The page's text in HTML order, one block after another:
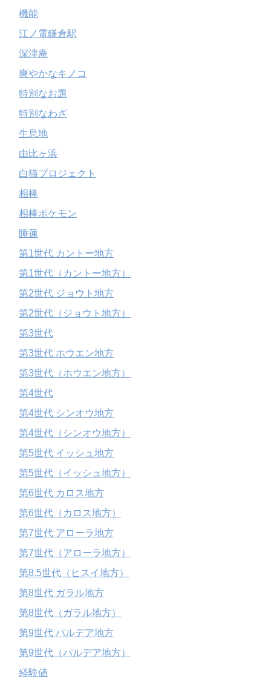
機能
江ノ電鎌倉駅
深津庵
爽やかなキノコ
特別なお題
特別なわざ
生息地
由比ヶ浜
白猫プロジェクト
相棒
相棒ポケモン
睡蓮
第1世代 カントー地方
第1世代（カントー地方）
第2世代 ジョウト地方
第2世代（ジョウト地方）
第3世代
第3世代 ホウエン地方
第3世代（ホウエン地方）
第4世代
第4世代 シンオウ地方
第4世代（シンオウ地方）
第5世代 イッシュ地方
第5世代（イッシュ地方）
第6世代 カロス地方
第6世代（カロス地方）
第7世代 アローラ地方
第7世代（アローラ地方）
第8.5世代（ヒスイ地方）
第8世代 ガラル地方
第8世代（ガラル地方）
第9世代 パルデア地方
第9世代（パルデア地方）
経験値